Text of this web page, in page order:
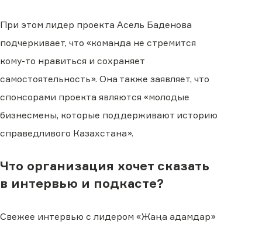
При этом лидер проекта Асель Баденова
подчеркивает, что «команда не стремится
кому-то нравиться и сохраняет
самостоятельность». Она также заявляет, что
спонсорами проекта являются «молодые
бизнесмены, которые поддерживают историю
справедливого Казахстана».
Что организация хочет сказать
в интервью и подкасте?
Свежее интервью с лидером «Жаңа адамдар»